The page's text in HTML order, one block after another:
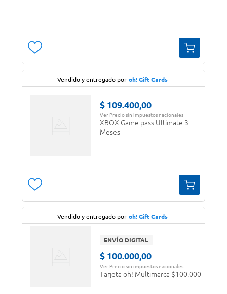
Vendido y entregado por oh! Gift Cards
$ 109.400,00
Ver Precio sin impuestos nacionales
XBOX Game pass Ultimate 3
Meses
Vendido y entregado por oh! Gift Cards
ENVÍO DIGITAL
$ 100.000,00
Ver Precio sin impuestos nacionales
Tarjeta oh! Multimarca $100.000